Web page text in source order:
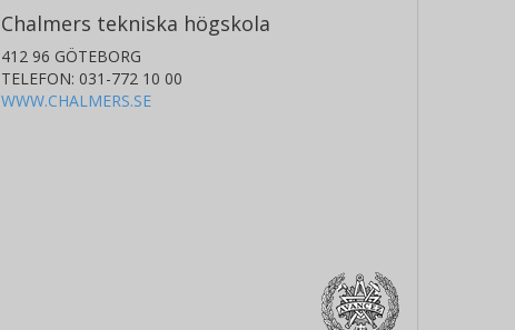
Chalmers tekniska högskola
412 96 GÖTEBORG
TELEFON: 031-772 10 00
WWW.CHALMERS.SE